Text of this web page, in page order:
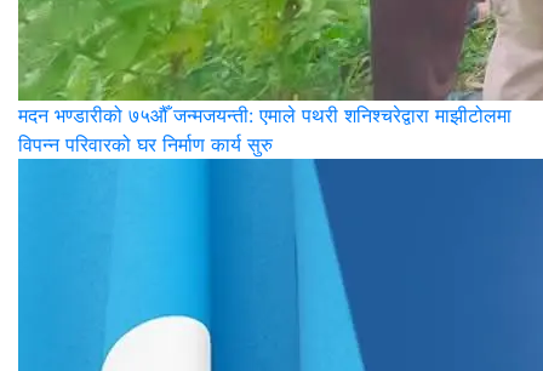
मदन भण्डारीको ७५औँ जन्मजयन्ती: एमाले पथरी शनिश्चरेद्वारा माझीटोलमा
विपन्न परिवारको घर निर्माण कार्य सुरु